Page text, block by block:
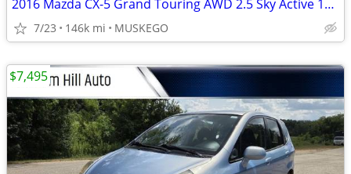
2016 Mazda CX-5 Grand Touring AWD 2.5 Sky Active 146,217 miles
7/23 146k mi MUSKEGO
$7,495